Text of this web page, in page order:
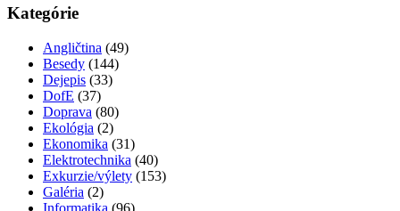
Kategórie
Angličtina (49)
Besedy (144)
Dejepis (33)
DofE (37)
Doprava (80)
Ekológia (2)
Ekonomika (31)
Elektrotechnika (40)
Exkurzie/výlety (153)
Galéria (2)
Informatika (96)